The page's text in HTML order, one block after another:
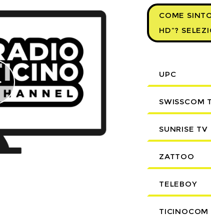
COME
HD”?
UPC
SWISSCOM
SUNRISE TV
ZATTOO
TELEBOY
TICINOCOM